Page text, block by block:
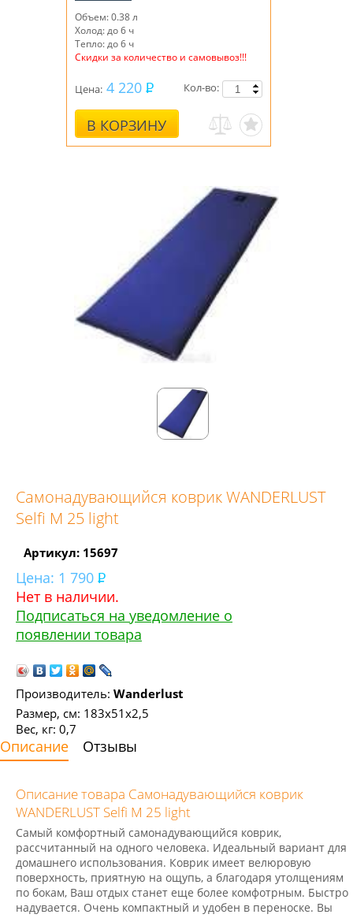
Объем: 0.38 л
Холод: до 6 ч
Тепло: до 6 ч
Скидки за количество и самовывоз!!!
Цена: 4 220
В КОРЗИНУ
Кол-во:
Самонадувающийся коврик WANDERLUST
Selfi M 25 light
Артикул: 15697
Цена: 1 790
Нет в наличии.
Подписаться на уведомление о
появлении товара
Производитель: Wanderlust
Размер, см: 183x51x2,5
Вес, кг: 0,7
Описание Отзывы
Описание товара Самонадувающийся коврик
WANDERLUST Selfi M 25 light
Самый комфортный самонадувающийся коврик,
рассчитанный на одного человека. Идеальный вариант для
домашнего использования. Коврик имеет велюровую
поверхность, приятную на ощупь, а благодаря утолщениям
по бокам, Ваш отдых станет еще более комфотрным. Быстро
надувается. Очень компактный и удобен в переноске. Вы